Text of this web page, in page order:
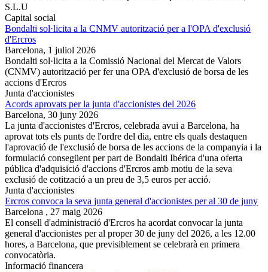
S.L.U
Capital social
Bondalti sol·licita a la CNMV autorització per a l'OPA d'exclusió
d'Ercros
Barcelona, 1 juliol 2026
Bondalti sol·licita a la Comissió Nacional del Mercat de Valors
(CNMV) autorització per fer una OPA d'exclusió de borsa de les
accions d'Ercros
Junta d'accionistes
Acords aprovats per la junta d'accionistes del 2026
Barcelona, 30 juny 2026
La junta d'accionistes d'Ercros, celebrada avui a Barcelona, ha
aprovat tots els punts de l'ordre del dia, entre els quals destaquen
l'aprovació de l'exclusió de borsa de les accions de la companyia i la
formulació consegüent per part de Bondalti Ibérica d'una oferta
pública d'adquisició d'accions d'Ercros amb motiu de la seva
exclusió de cotització a un preu de 3,5 euros per acció.
Junta d'accionistes
Ercros convoca la seva junta general d'accionistes per al 30 de juny
Barcelona , 27 maig 2026
El consell d'administració d'Ercros ha acordat convocar la junta
general d'accionistes per al proper 30 de juny del 2026, a les 12.00
hores, a Barcelona, ​​que previsiblement se celebrarà en primera
convocatòria.
Informació financera